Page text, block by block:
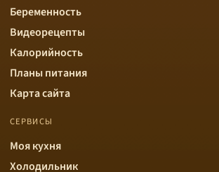
Беременность
Видеорецепты
Калорийность
Планы питания
Карта сайта
СЕРВИСЫ
Моя кухня
Холодильник